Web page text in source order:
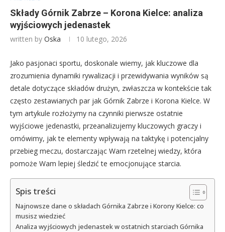
Składy Górnik Zabrze – Korona Kielce: analiza
wyjściowych jedenastek
written by Oska 10 lutego, 2026
Jako pasjonaci sportu, doskonale wiemy, jak kluczowe dla
zrozumienia dynamiki rywalizacji i przewidywania wyników są
detale dotyczące składów drużyn, zwłaszcza w kontekście tak
często zestawianych par jak Górnik Zabrze i Korona Kielce. W
tym artykule rozłożymy na czynniki pierwsze ostatnie
wyjściowe jedenastki, przeanalizujemy kluczowych graczy i
omówimy, jak te elementy wpływają na taktykę i potencjalny
przebieg meczu, dostarczając Wam rzetelnej wiedzy, która
pomoże Wam lepiej śledzić te emocjonujące starcia.
Spis treści
Najnowsze dane o składach Górnika Zabrze i Korony Kielce: co
musisz wiedzieć
Analiza wyjściowych jedenastek w ostatnich starciach Górnika